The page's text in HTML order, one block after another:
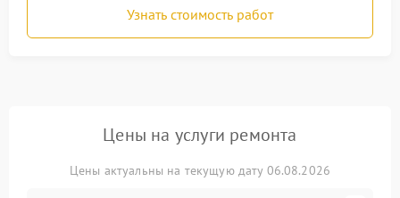
Узнать стоимость работ
Цены на услуги ремонта
Цены актуальны на текущую дату 06.08.2026